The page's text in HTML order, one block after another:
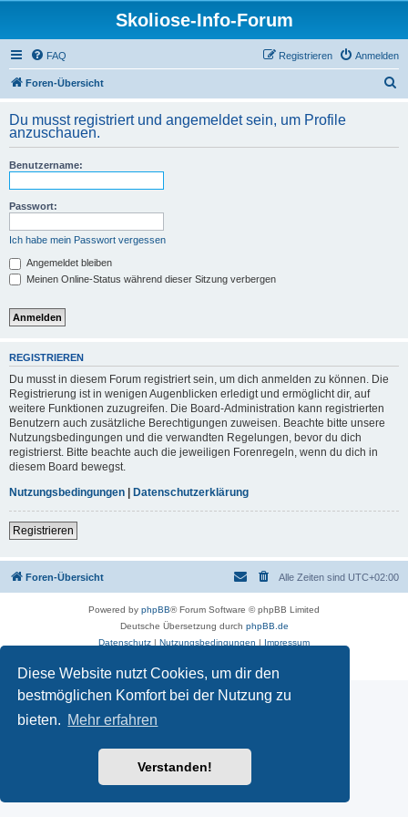
Diese Website nutzt Cookies, um dir den
bestmöglichen Komfort bei der Nutzung zu
bieten. Mehr erfahren
Verstanden!
Skoliose-Info-Forum
FAQ Anmelden
Registrieren
Foren-Übersicht
h
Du musst registriert und angemeldet sein, um Profile
anzuschauen.
Benutzername:
Passwort:
Ich habe mein Passwort vergessen
Angemeldet bleiben
Meinen Online-Status während dieser Sitzung verbergen
REGISTRIEREN
Du musst in diesem Forum registriert sein, um dich anmelden zu können. Die
Registrierung ist in wenigen Augenblicken erledigt und ermöglicht dir, auf
weitere Funktionen zuzugreifen. Die Board-Administration kann registrierten
Benutzern auch zusätzliche Berechtigungen zuweisen. Beachte bitte unsere
Nutzungsbedingungen und die verwandten Regelungen, bevor du dich
registrierst. Bitte beachte auch die jeweiligen Forenregeln, wenn du dich in
diesem Board bewegst.
Nutzungsbedingungen | Datenschutzerklärung
Registrieren
Foren-Übersicht Alle Zeiten sind UTC+02:00
Powered by phpBB® Forum Software © phpBB Limited
Deutsche Übersetzung durch phpBB.de
Datenschutz | Nutzungsbedingungen | Impressum